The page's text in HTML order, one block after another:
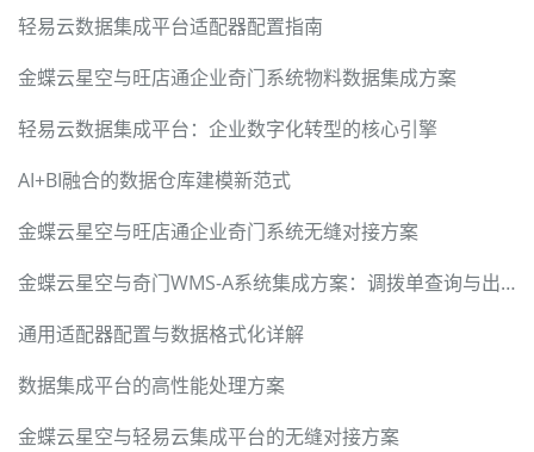
轻易云数据集成平台适配器配置指南
金蝶云星空与旺店通企业奇门系统物料数据集成方案
轻易云数据集成平台：企业数字化转型的核心引擎
AI+BI融合的数据仓库建模新范式
金蝶云星空与旺店通企业奇门系统无缝对接方案
金蝶云星空与奇门WMS-A系统集成方案：调拨单查询与出库单创建的无缝对接
通用适配器配置与数据格式化详解
数据集成平台的高性能处理方案
金蝶云星空与轻易云集成平台的无缝对接方案